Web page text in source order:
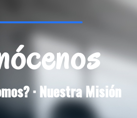
· Nuestra Misión